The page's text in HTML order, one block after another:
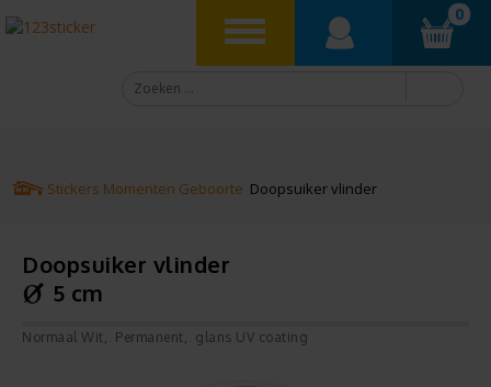
0
Stickers Momenten Geboorte Doopsuiker vlinder
Doopsuiker vlinder
5 cm
Normaal Wit Permanent glans UV coating